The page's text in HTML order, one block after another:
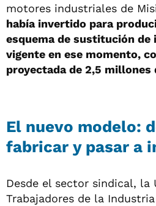
motores industriales de
había invertido para
esquema de sustitución de
vigente en ese momento,
proyectada de 2,5 millones
El nuevo modelo:
fabricar y pasar a
Desde el sector sindical, la
Trabajadores de la